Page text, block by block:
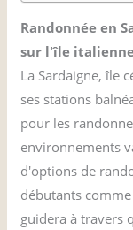
Randonnée en
sur l'île
La Sardaigne, île
ses stations
pour les
environnements
d'options de
débutants
guidera à travers